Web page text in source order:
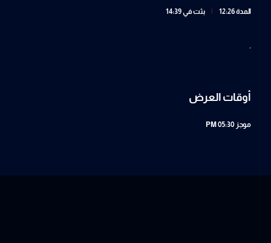
المدة 12:26 بثت في 14:39
.
أوقات العرض
موجز 05:30 PM